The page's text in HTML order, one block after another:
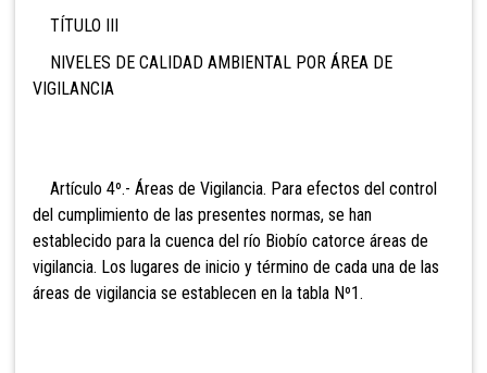
TÍTULO III
NIVELES DE CALIDAD AMBIENTAL POR ÁREA DE
VIGILANCIA
Artículo 4º.- Áreas de Vigilancia. Para efectos del control
del cumplimiento de las presentes normas, se han
establecido para la cuenca del río Biobío catorce áreas de
vigilancia. Los lugares de inicio y término de cada una de las
áreas de vigilancia se establecen en la tabla Nº1.